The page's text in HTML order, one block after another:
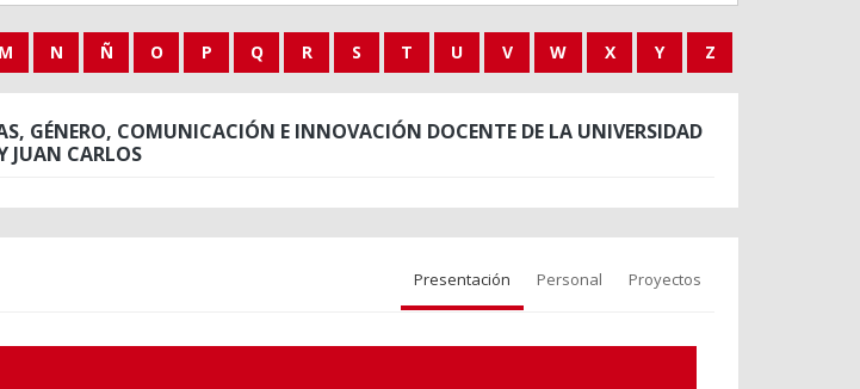
M N Ñ O P Q R S T U V W X Y Z
GÉNERO, COMUNICACIÓN E INNOVACIÓN DOCENTE DE LA UNIVERSIDAD
JUAN CARLOS
Presentación Personal Proyectos